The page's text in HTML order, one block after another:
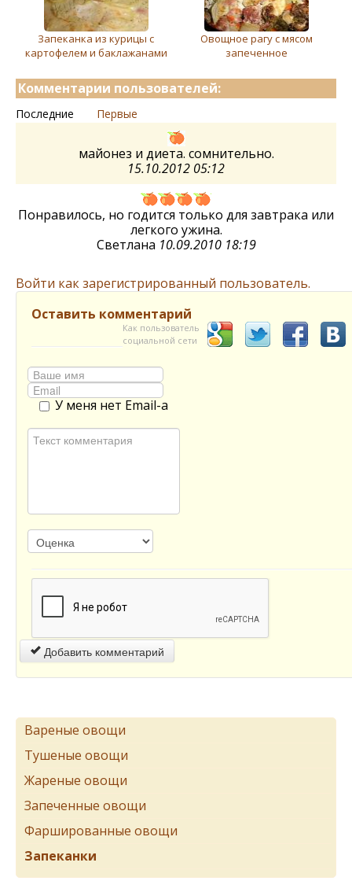
Запеканка из курицы с
картофелем и баклажанами
Овощное рагу с мясом
запеченное
Комментарии пользователей:
Последние Первые
майонез и диета. сомнительно.
15.10.2012 05:12
Понравилось, но годится только для завтрака или
легкого ужина.
Светлана 10.09.2010 18:19
Войти как зарегистрированный пользователь.
Оставить комментарий
Как пользователь
социальной сети
У меня нет Email-а
Добавить комментарий
Вареные овощи
Тушеные овощи
Жареные овощи
Запеченные овощи
Фаршированные овощи
Запеканки